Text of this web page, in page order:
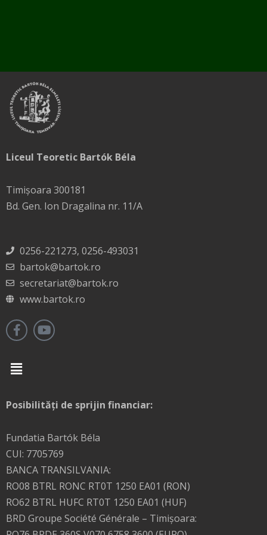
Liceul Teoretic Bartók Béla
Timișoara 300181
Bd. Gen. Ion Dragalina nr. 11/A
0256-221273, 0256-493031
bartok@bartok.ro
secretariat@bartok.ro
www.bartok.ro
Menu
Posibilități de sprijin financiar:
Fundatia Bartók Béla
CUI: 7705769
BANCA TRANSILVANIA:
RO08 BTRL RONC RT0T 1250 EA01 (RON)
RO62 BTRL HUFC RT0T 1250 EA01 (HUF)
BRD Groupe Société Générale – Timişoara: